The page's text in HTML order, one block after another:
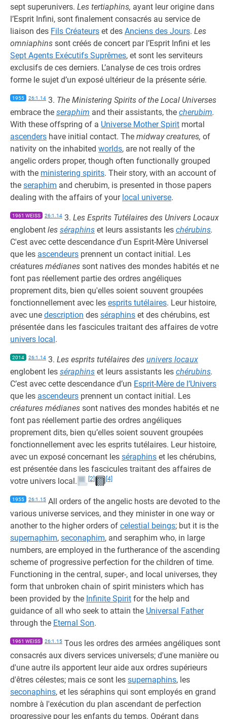
sept superunivers. Les tertiaphins, ayant leur origine dans
l’Esprit Infini, sont finalement consacrés au service de
liaison des Fils Créateurs et des Anciens des Jours. Les
omniaphins sont créés de concert par l’Esprit Infini et les
Sept Agents Exécutifs Suprêmes, et sont les serviteurs
exclusifs de ces derniers. L’analyse de ces trois ordres
forme le sujet d’un exposé ultérieur de la présente série.
1955 26:1.14 3. The Ministering Spirits of the Local Universes
embrace the seraphim and their assistants, the cherubim.
With these offspring of a Universe Mother Spirit mortal
ascenders have initial contact. The midway creatures, of
nativity on the inhabited worlds, are not really of the
angelic orders proper, though often functionally grouped
with the ministering spirits. Their story, with an account of
the seraphim and cherubim, is presented in those papers
dealing with the affairs of your local universe.
1961 WEISS 26:1.14 3. Les Esprits Tutélaires des Univers Locaux
englobent les séraphins et leurs assistants les chérubins.
C'est avec cette descendance d'un Esprit-Mère Universel
que les ascendeurs prennent un contact initial. Les
créatures médianes sont natives des mondes habités et ne
font pas réellement partie des ordres angéliques
proprement dits, bien qu'elles soient souvent groupées
fonctionnellement avec les esprits tutélaires. Leur histoire,
avec une description des séraphins et des chérubins, est
présentée dans les fascicules traitant des affaires de votre
univers local.
2014 26:1.14 3. Les esprits tutélaires des univers locaux
englobent les séraphins et leurs assistants les chérubins.
C’est avec cette descendance d’un Esprit-Mère de l’Univers
que les ascendeurs prennent un contact initial. Les
créatures médianes sont natives des mondes habités et ne
font pas réellement partie des ordres angéliques
proprement dits, bien qu’elles soient souvent groupées
fonctionnellement avec les esprits tutélaires. Leur histoire,
avec un exposé concernant les séraphins et les chérubins,
est présentée dans les fascicules traitant des affaires de
votre univers local.
[2] [4]
1955 26:1.15 All orders of the angelic hosts are devoted to the
various universe services, and they minister in one way or
another to the higher orders of celestial beings; but it is the
supernaphim, seconaphim, and seraphim who, in large
numbers, are employed in the furtherance of the ascending
scheme of progressive perfection for the children of time.
Functioning in the central, super-, and local universes, they
form that unbroken chain of spirit ministers which has
been provided by the Infinite Spirit for the help and
guidance of all who seek to attain the Universal Father
through the Eternal Son.
1961 WEISS 26:1.15 Tous les ordres des armées angéliques sont
consacrés aux divers services universels; d'une manière ou
d'une autre ils apportent leur aide aux ordres supérieurs
d'êtres célestes; mais ce sont les supernaphins, les
seconaphins, et les séraphins qui sont employés en grand
nombre à l'exécution du plan ascendant de perfection
progressive pour les enfants du temps. Opérant dans